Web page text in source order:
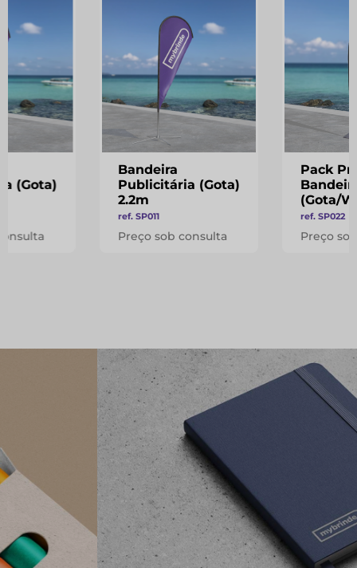
(Gota)
Bandeira
Publicitária (Gota)
2.2m
ref. SP011
Preço sob consulta
Pack
(Gota/
ref. SP022
Preço